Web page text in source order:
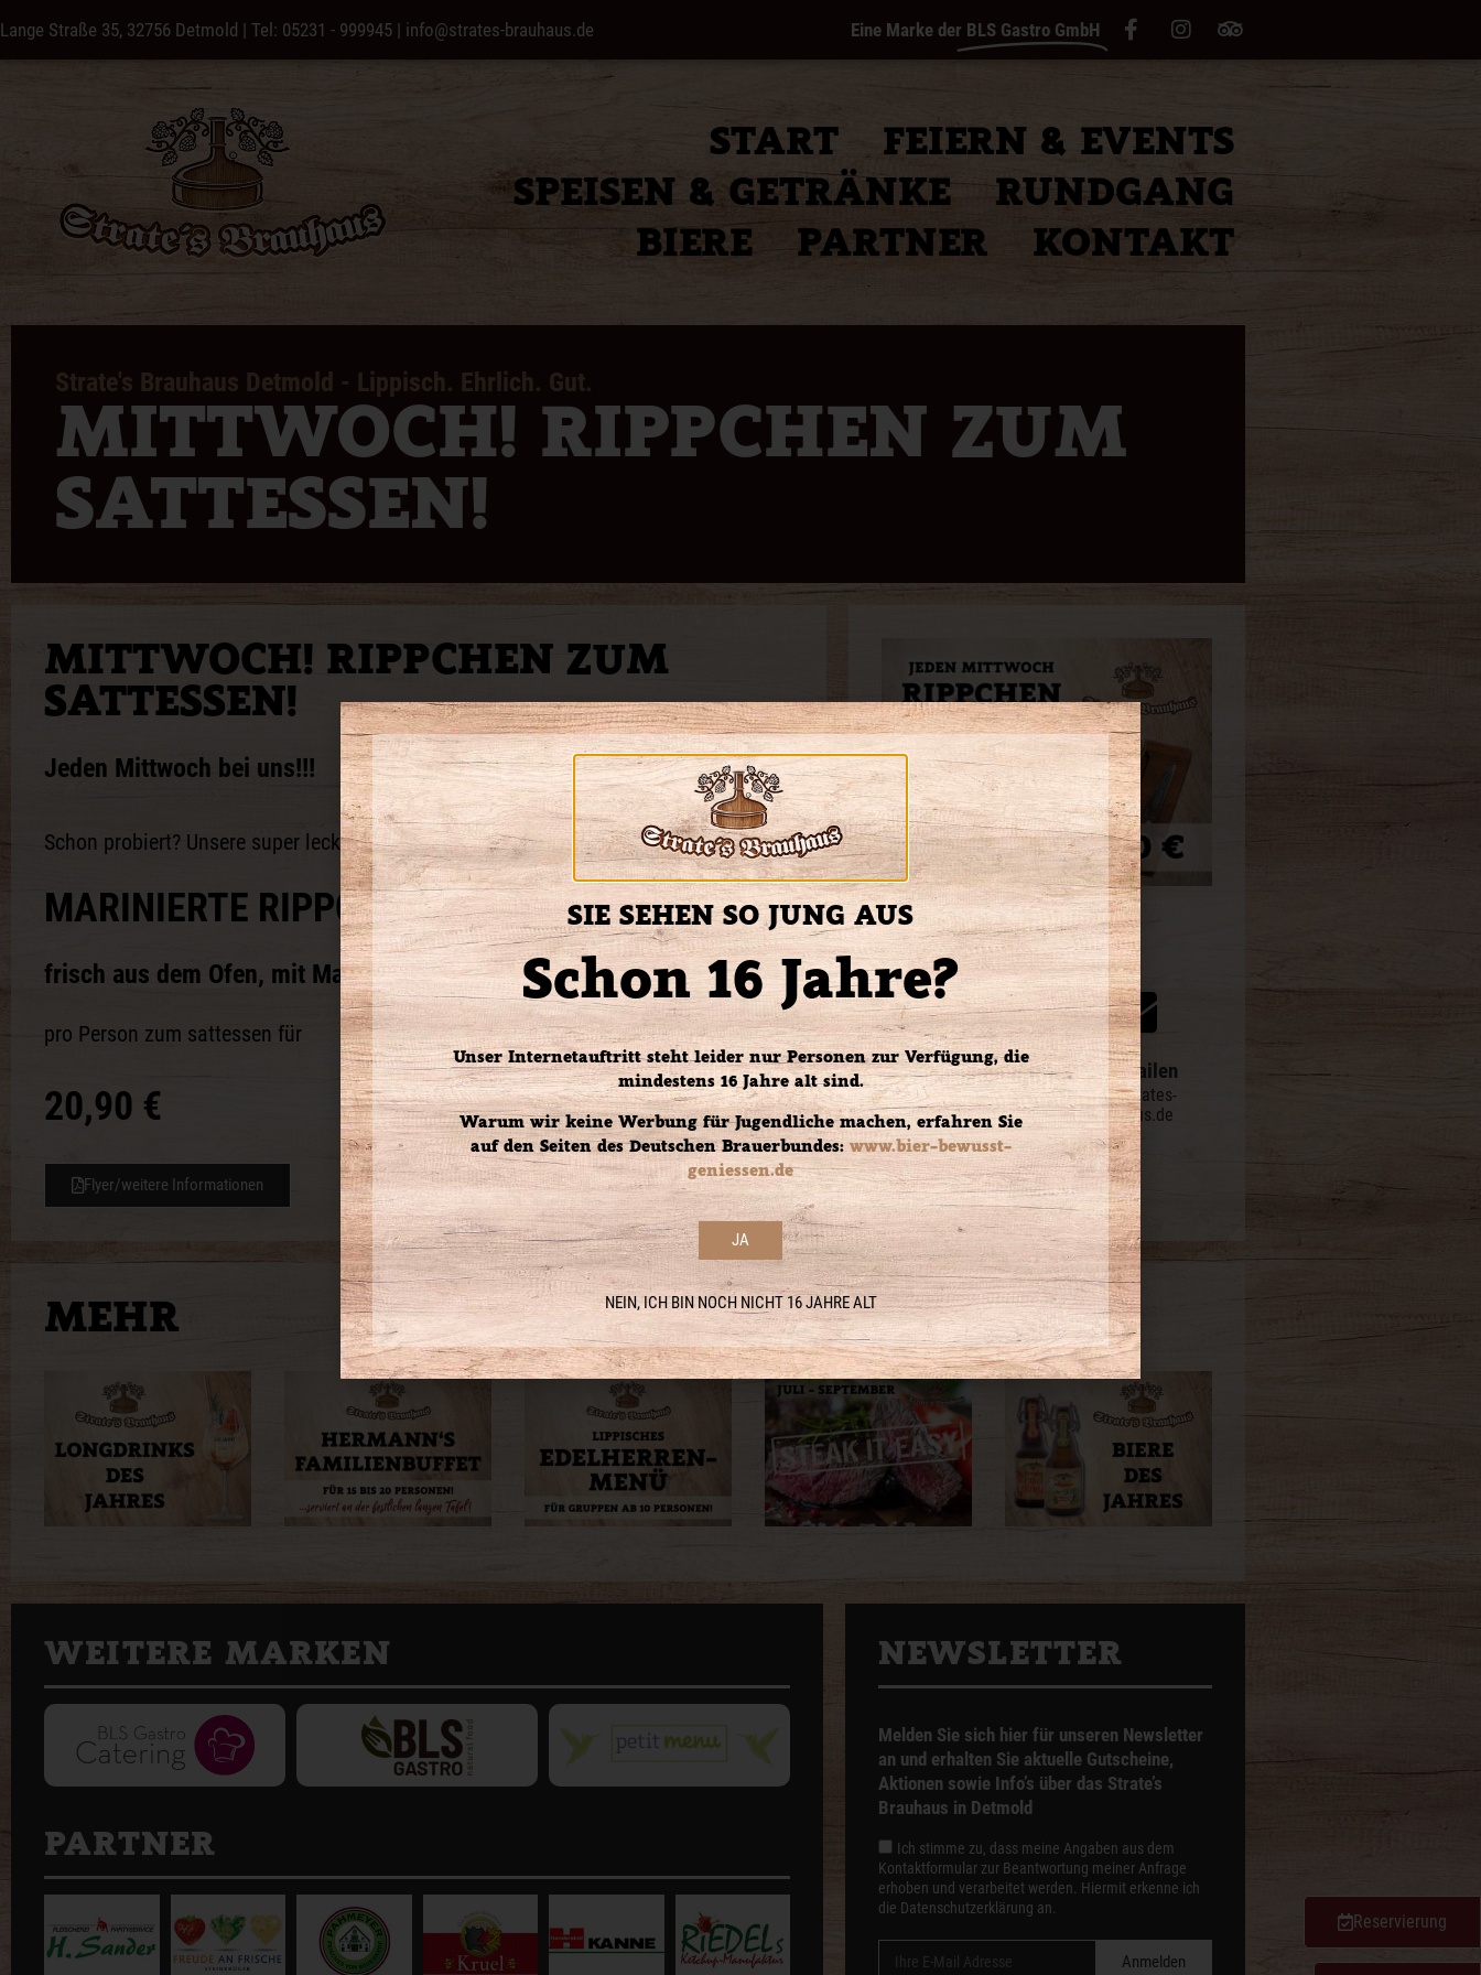
Lange Straße 35, 32756 Detmold | Tel: 05231 - 999945 | info@strates-brauhaus.de Eine Marke der BLS Gastro GmbH
START
FEIERN & EVENTS
SPEISEN & GETRÄNKE
RUNDGANG
BIERE
PARTNER KONTAKT
Reservierung
Strate's Brauhaus Detmold - Lippisch. Ehrlich. Gut.
MITTWOCH! RIPPCHEN ZUM
SATTESSEN!
MITTWOCH! RIPPCHEN ZUM
SATTESSEN!
Jeden Mittwoch bei uns!!!
Schon probiert? Unsere super leckeren Rippchen frisch aus dem Ofen!
MARINIERTE RIPPCHEN
frisch aus dem Ofen, mit Mango-Barbecue-Soße und Coleslaw
pro Person zum sattessen für
20,90 €
Flyer/weitere Informationen
zum Vergrößern
bitte auf das Bild klicken
Einfach anrufen
+49 5231 999945
oder Mailen
info@strates-
brauhaus.de
MEHR
WEITERE MARKEN
PARTNER
NEWS­LETTER
Melden Sie sich hier für unseren Newsletter
an und erhalten Sie aktuelle Gutscheine,
Aktionen sowie Info’s über das Strate’s
Brauhaus in Detmold
Ich stimme zu, dass meine Angaben aus dem
Kontaktformular zur Beantwortung meiner Anfrage
erhoben und verarbeitet werden. Hiermit erkenne ich
die Datenschutzerklärung an.
Anmelden
SIE SEHEN SO JUNG AUS
Schon 16 Jahre?
Unser Internetauftritt steht leider nur Personen zur Verfügung, die
mindestens 16 Jahre alt sind.
Warum wir keine Werbung für Jugendliche machen, erfahren Sie
auf den Seiten des Deutschen Brauerbundes: www.bier-bewusst-
geniessen.de
JA
NEIN, ICH BIN NOCH NICHT 16 JAHRE ALT